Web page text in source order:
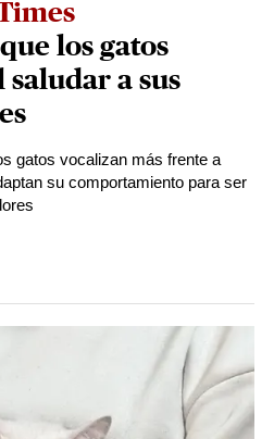
los gatos
a sus
gatos vocalizan más frente a
su comportamiento para ser